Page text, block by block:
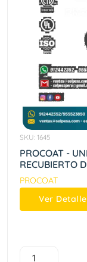
SKU: 1645
PROCOAT -
RECUBIERTO
PROCOAT
Ver